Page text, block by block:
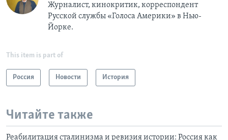
Журналист, кинокритик, корреспондент
Русской службы «Голоса Америки» в Нью-
Йорке.
This item is part of
Россия Новости История
Читайте также
Реабилитация сталинизма и ревизия истории: Россия как